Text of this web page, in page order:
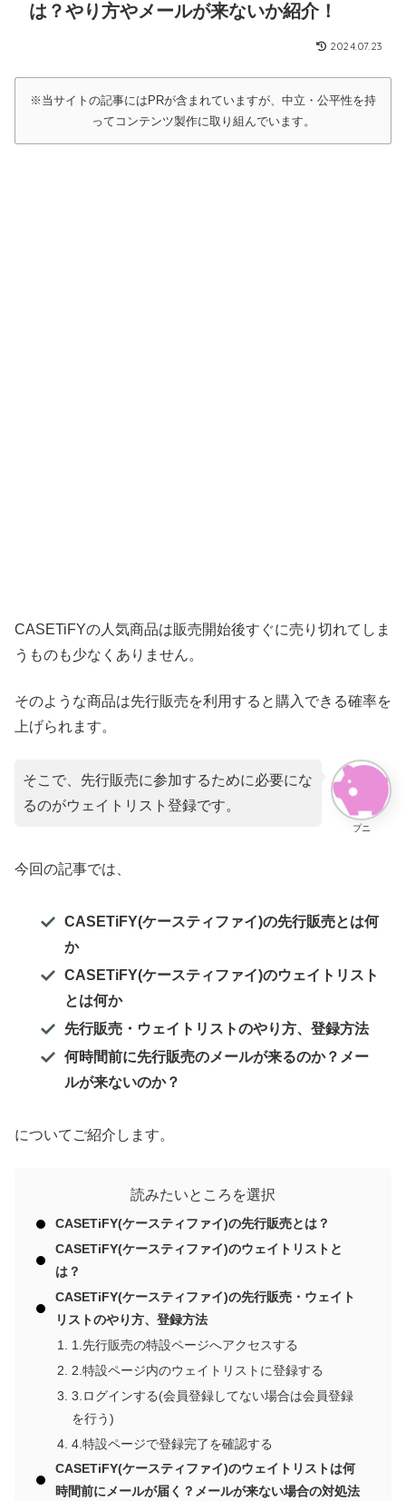
は？やり方やメールが来ないか紹介！
2024.07.23
※当サイトの記事にはPRが含まれていますが、中立・公平性を持
ってコンテンツ製作に取り組んでいます。
CASETiFYの人気商品は販売開始後すぐに売り切れてしま
うものも少なくありません。
そのような商品は先行販売を利用すると購入できる確率を
上げられます。
プニ
そこで、先行販売に参加するために必要にな
るのがウェイトリスト登録です。
今回の記事では、
CASETiFY(ケースティファイ)の先行販売とは何
か
CASETiFY(ケースティファイ)のウェイトリスト
とは何か
先行販売・ウェイトリストのやり方、登録方法
何時間前に先行販売のメールが来るのか？メー
ルが来ないのか？
についてご紹介します。
読みたいところを選択
CASETiFY(ケースティファイ)の先行販売とは？
CASETiFY(ケースティファイ)のウェイトリストと
は？
CASETiFY(ケースティファイ)の先行販売・ウェイト
リストのやり方、登録方法
1.先行販売の特設ページへアクセスする
2.特設ページ内のウェイトリストに登録する
3.ログインする(会員登録してない場合は会員登録
を行う)
4.特設ページで登録完了を確認する
CASETiFY(ケースティファイ)のウェイトリストは何
時間前にメールが届く？メールが来ない場合の対処法